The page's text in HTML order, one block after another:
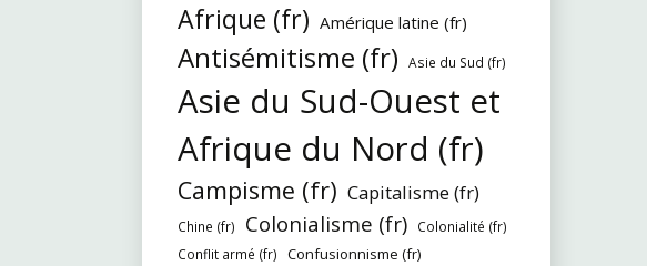
Afrique (fr) Amérique latine (fr)
Antisémitisme (fr) Asie du Sud (fr)
Asie du Sud-Ouest et
Afrique du Nord (fr)
Campisme (fr) Capitalisme (fr)
Chine (fr) Colonialisme (fr)
Colonialité (fr)
Conflit armé (fr)
Confusionnisme (fr)